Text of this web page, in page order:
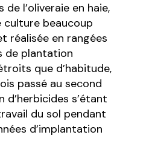
de l’oliveraie en haie,
culture beaucoup
réalisée en rangées
de plantation
que d’habitude,
passé au second
d’herbicides s’étant
du sol pendant
d’implantation